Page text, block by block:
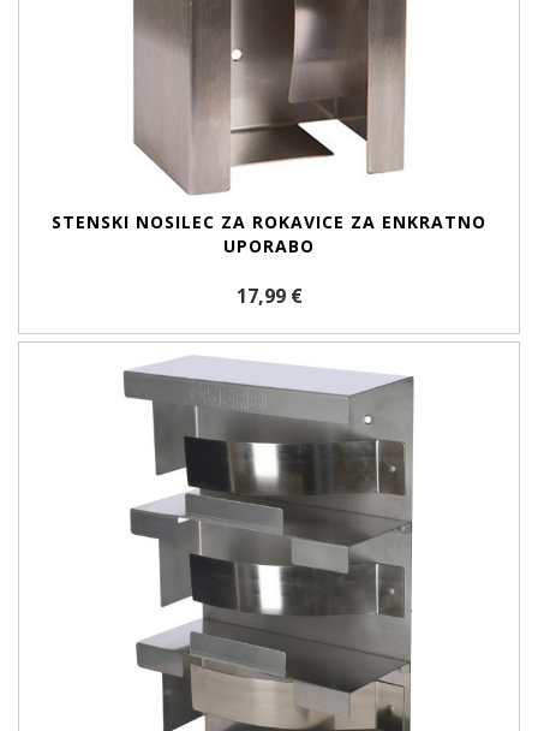
STENSKI NOSILEC ZA ROKAVICE ZA ENKRATNO
UPORABO
17,99 €